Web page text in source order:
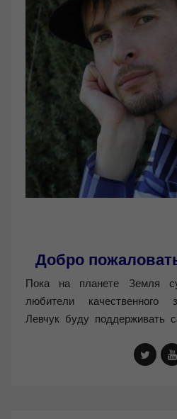
Добро
Пока на планете Земля
любители
Левчук буду